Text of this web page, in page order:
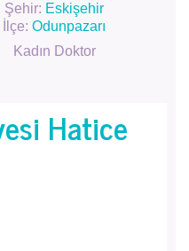
Şehir: Eskişehir
İlçe:Odunpazarı
Kadın Doktor
Hatice